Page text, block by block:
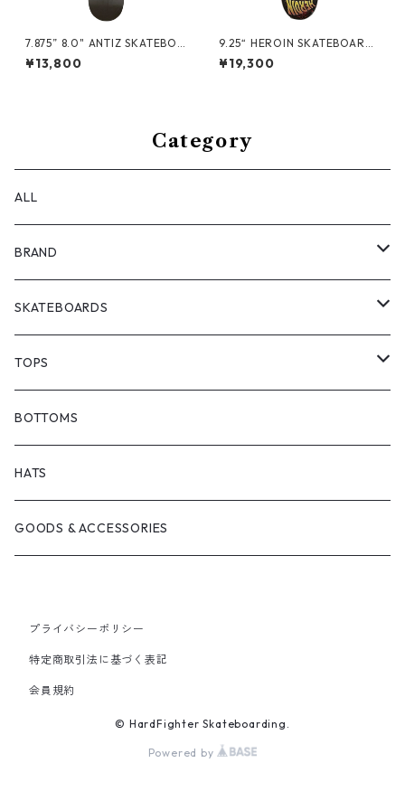
7.875” 8.0" ANTIZ SKATEBOA
RDS - MUSIC-Series - CICC
ONE YOUTH -
¥13,800
9.25“ HEROIN SKATEBOARD
S - MERGED ANATOMY RAZ
OREGG -
¥19,300
Category
ALL
BRAND
ANTIZ SKATEBOARDS
BARF COMICS
BONJOUR URETHANE
BRICKS BRAND
FILM TRUCKS
HEROIN SKATEBOARDS
MELTDOWN SKATES
SKATEBOARDS
DECK
TRUCKS
BEARING
WHEEL
TOPS
JACKETS
SHIRTS
TEES
CREWNECKS
BOTTOMS
HATS
GOODS & ACCESSORIES
プライバシーポリシー
特定商取引法に基づく表記
会員規約
© HardFighter Skateboarding.
Powered by